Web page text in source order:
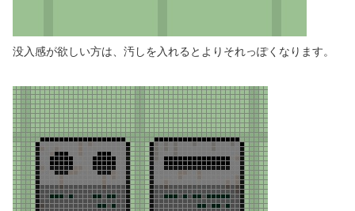
没入感が欲しい方は、汚しを入れるとよりそれっぽくなります。